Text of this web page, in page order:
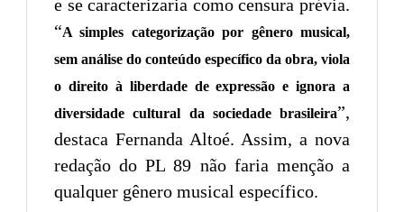
e se caracterizaria como censura prévia.
“A simples categorização por gênero musical,
sem análise do conteúdo específico da obra, viola
o direito à liberdade de expressão e ignora a
diversidade cultural da sociedade brasileira”,
destaca Fernanda Altoé. Assim, a nova
redação do PL 89 não faria menção a
qualquer gênero musical específico.